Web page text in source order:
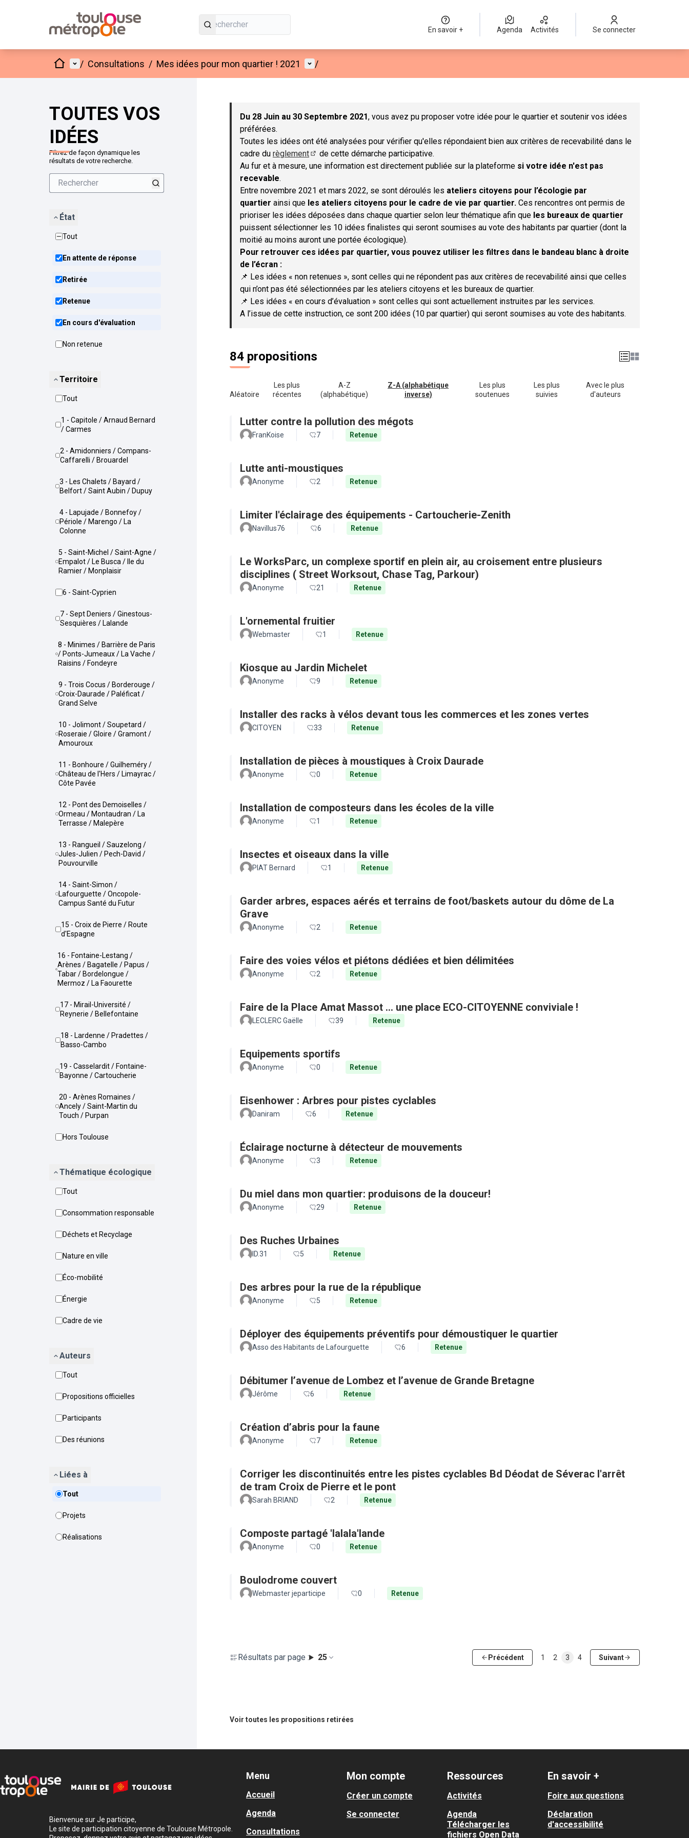
En savoir + Agenda Activités Se connecter
AccueilMenu principal
/ Consultations / Mes idées pour mon quartier ! 2021 Menu utilisateur
/
TOUTES VOS
IDÉES
Filtrez de façon dynamique les
résultats de votre recherche.
État
Tout
En attente de réponse
Retirée
Retenue
En cours d'évaluation
Non retenue
Territoire
Tout
1 - Capitole / Arnaud Bernard
/ Carmes
2 - Amidonniers / Compans-
Caffarelli / Brouardel
3 - Les Chalets / Bayard /
Belfort / Saint Aubin / Dupuy
4 - Lapujade / Bonnefoy /
Périole / Marengo / La
Colonne
5 - Saint-Michel / Saint-Agne /
Empalot / Le Busca / Ile du
Ramier / Monplaisir
6 - Saint-Cyprien
7 - Sept Deniers / Ginestous-
Sesquières / Lalande
8 - Minimes / Barrière de Paris
/ Ponts-Jumeaux / La Vache /
Raisins / Fondeyre
9 - Trois Cocus / Borderouge /
Croix-Daurade / Paléficat /
Grand Selve
10 - Jolimont / Soupetard /
Roseraie / Gloire / Gramont /
Amouroux
11 - Bonhoure / Guilheméry /
Château de l'Hers / Limayrac /
Côte Pavée
12 - Pont des Demoiselles /
Ormeau / Montaudran / La
Terrasse / Malepère
13 - Rangueil / Sauzelong /
Jules-Julien / Pech-David /
Pouvourville
14 - Saint-Simon /
Lafourguette / Oncopole-
Campus Santé du Futur
15 - Croix de Pierre / Route
d'Espagne
16 - Fontaine-Lestang /
Arènes / Bagatelle / Papus /
Tabar / Bordelongue /
Mermoz / La Faourette
17 - Mirail-Université /
Reynerie / Bellefontaine
18 - Lardenne / Pradettes /
Basso-Cambo
19 - Casselardit / Fontaine-
Bayonne / Cartoucherie
20 - Arènes Romaines /
Ancely / Saint-Martin du
Touch / Purpan
Hors Toulouse
Thématique écologique
Tout
Consommation responsable
Déchets et Recyclage
Nature en ville
Éco-mobilité
Énergie
Cadre de vie
Auteurs
Tout
Propositions officielles
Participants
Des réunions
Liées à
Tout
Projets
Réalisations
Passer la carte
Du 28 Juin au 30 Septembre 2021, vous avez pu proposer votre idée pour le quartier et soutenir vos idées
préférées.
Toutes les idées ont été analysées pour vérifier qu'elles répondaient bien aux critères de recevabilité dans le
cadre du règlement
(S'ouvre dans un nouvel onglet)
de cette démarche participative.
Au fur et à mesure, une information est directement publiée sur la plateforme si votre idée n'est pas
recevable.
Entre novembre 2021 et mars 2022, se sont déroulés les ateliers citoyens pour l’écologie par
quartier ainsi que les ateliers citoyens pour le cadre de vie par quartier. Ces rencontres ont permis de
prioriser les idées déposées dans chaque quartier selon leur thématique afin que les bureaux de quartier
puissent sélectionner les 10 idées finalistes qui seront soumises au vote des habitants par quartier (dont la
moitié au moins auront une portée écologique).
Pour retrouver ces idées par quartier, vous pouvez utiliser les filtres dans le bandeau blanc à droite
de l’écran :
📌 Les idées « non retenues », sont celles qui ne répondent pas aux critères de recevabilité ainsi que celles
qui n’ont pas été sélectionnées par les ateliers citoyens et les bureaux de quartier.
📌 Les idées « en cours d’évaluation » sont celles qui sont actuellement instruites par les services.
A l’issue de cette instruction, ce sont 200 idées (10 par quartier) qui seront soumises au vote des habitants.
84 propositions
Aléatoire
Les plus
récentes
A-Z
(alphabétique)
Z-A (alphabétique
inverse)
Les plus
soutenues
Les plus
suivies
Avec le plus
d'auteurs
Lutter contre la pollution des mégots
FranKoise 7 Retenue
Lutte anti-moustiques
Anonyme 2 Retenue
Limiter l'éclairage des équipements - Cartoucherie-Zenith
Navillus76 6 Retenue
Le WorksParc, un complexe sportif en plein air, au croisement entre plusieurs
disciplines ( Street Worksout, Chase Tag, Parkour)
Anonyme 21 Retenue
L'ornemental fruitier
Webmaster 1 Retenue
Kiosque au Jardin Michelet
Anonyme 9 Retenue
Installer des racks à vélos devant tous les commerces et les zones vertes
CITOYEN 33 Retenue
Installation de pièces à moustiques à Croix Daurade
Anonyme 0 Retenue
Installation de composteurs dans les écoles de la ville
Anonyme 1 Retenue
Insectes et oiseaux dans la ville
PIAT Bernard 1 Retenue
Garder arbres, espaces aérés et terrains de foot/baskets autour du dôme de La
Grave
Anonyme 2 Retenue
Faire des voies vélos et piétons dédiées et bien délimitées
Anonyme 2 Retenue
Faire de la Place Amat Massot ... une place ECO-CITOYENNE conviviale !
LECLERC Gaëlle 39 Retenue
Equipements sportifs
Anonyme 0 Retenue
Eisenhower : Arbres pour pistes cyclables
Daniram 6 Retenue
Éclairage nocturne à détecteur de mouvements
Anonyme 3 Retenue
Du miel dans mon quartier: produisons de la douceur!
Anonyme 29 Retenue
Des Ruches Urbaines
ID.31 5 Retenue
Des arbres pour la rue de la république
Anonyme 5 Retenue
Déployer des équipements préventifs pour démoustiquer le quartier
Asso des Habitants de Lafourguette 6 Retenue
Débitumer l’avenue de Lombez et l’avenue de Grande Bretagne
Jérôme 6 Retenue
Création d’abris pour la faune
Anonyme 7 Retenue
Corriger les discontinuités entre les pistes cyclables Bd Déodat de Séverac l'arrêt
de tram Croix de Pierre et le pont
Sarah BRIAND 2 Retenue
Composte partagé 'lalala'lande
Anonyme 0 Retenue
Boulodrome couvert
Webmaster jeparticipe 0 Retenue
Résultats par page : 25 Précédent 1 2 3 4 Suivant
Voir toutes les propositions retirées
Bienvenue sur Je participe,
Le site de participation citoyenne de Toulouse Métropole.
Menu
Accueil
Agenda
Consultations
Mon compte
Créer un compte
Se connecter
Ressources
Activités
Agenda
Télécharger les
fichiers Open Data
En savoir +
Foire aux questions
Déclaration
d'accessibilité